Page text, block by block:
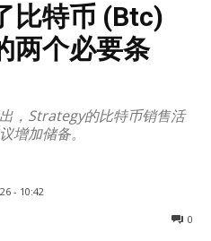
比特币 (Btc)
两个必要条
，Strategy的比特币销售活
增加储备。
- 10:42
0